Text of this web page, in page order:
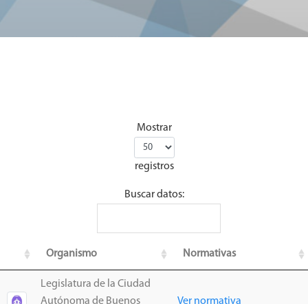
Mostrar
registros
Buscar datos:
Organismo Normativas
Legislatura de la Ciudad
Autónoma de Buenos
Ver normativa